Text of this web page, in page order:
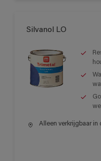
Silvanol LO
Alleen verkrijgbaar in